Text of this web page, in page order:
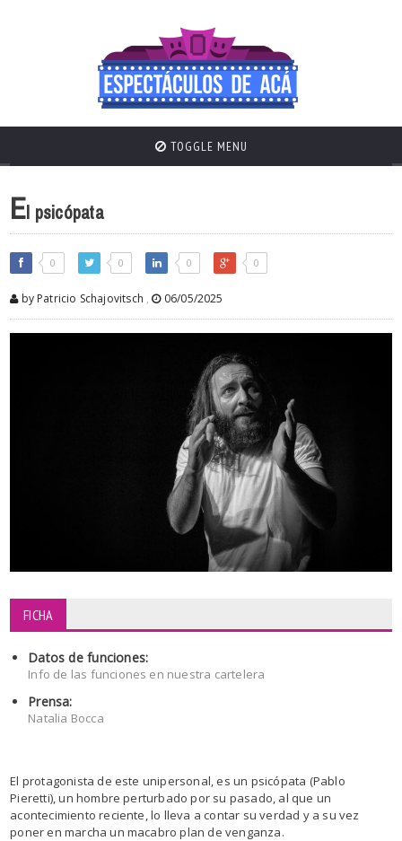
TOGGLE MENU
El psicópata
0 0 0 0
by Patricio Schajovitsch , 06/05/2025
FICHA
Datos de funciones:
Info de las funciones en nuestra cartelera
Prensa:
Natalia Bocca
El protagonista de este unipersonal, es un psicópata (Pablo
Pieretti), un hombre perturbado por su pasado, al que un
acontecimiento reciente, lo lleva a contar su verdad y a su vez
poner en marcha un macabro plan de venganza.